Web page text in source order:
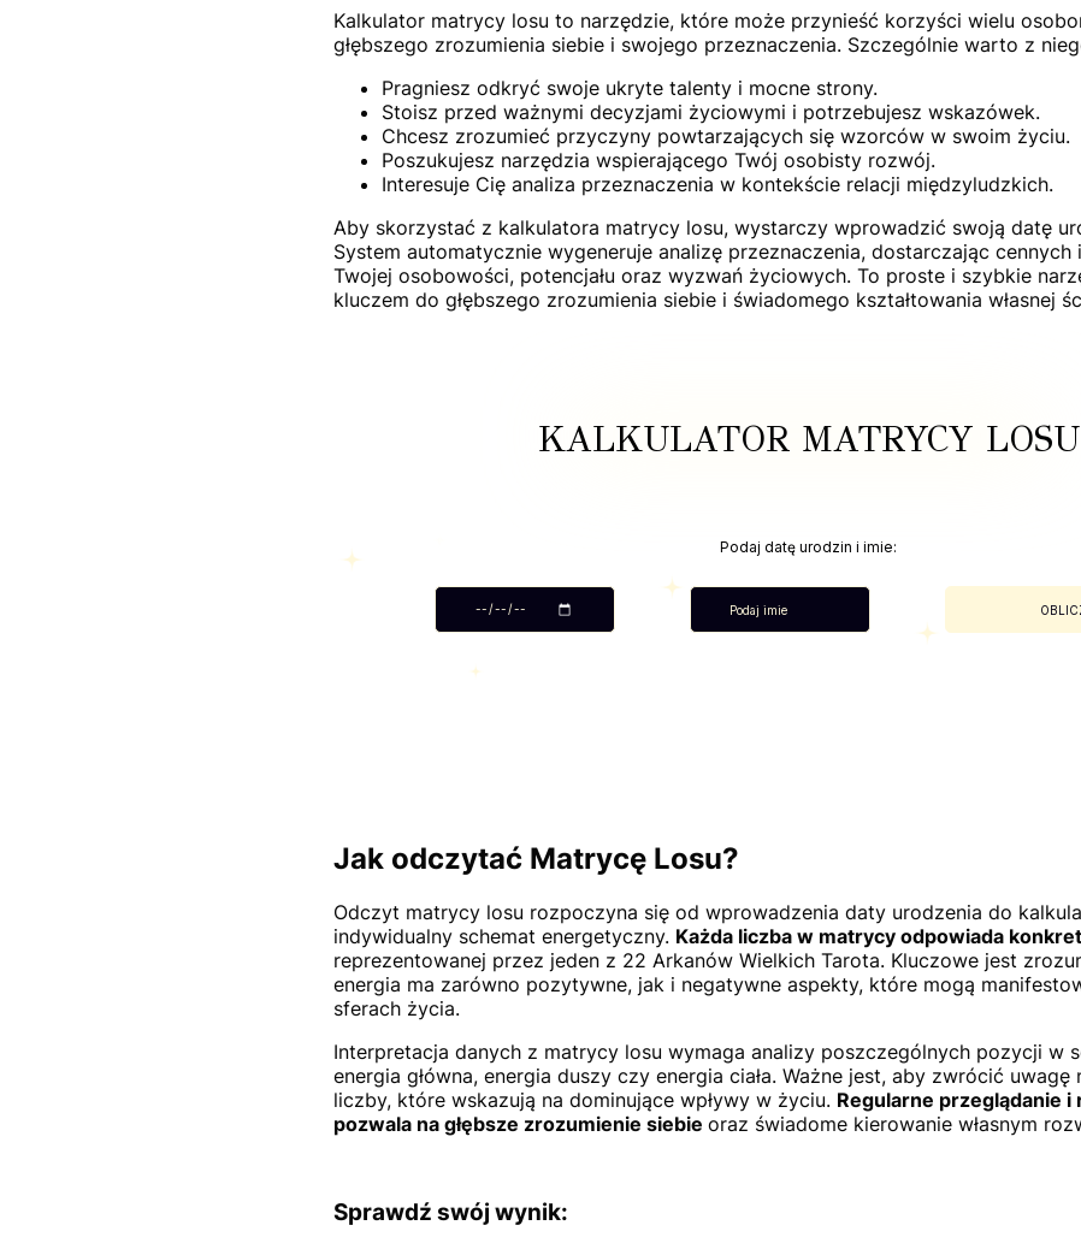
Kalkulator matrycy losu to narzędzie, które może przynieść korzyści wielu
głębszego zrozumienia siebie i swojego przeznaczenia. Szczególnie warto z
Pragniesz odkryć swoje ukryte talenty i mocne strony.
Stoisz przed ważnymi decyzjami życiowymi i potrzebujesz wskazówek.
Chcesz zrozumieć przyczyny powtarzających się wzorców w swoim życiu.
Poszukujesz narzędzia wspierającego Twój osobisty rozwój.
Interesuje Cię analiza przeznaczenia w kontekście relacji międzyludzkich.
Aby skorzystać z kalkulatora matrycy losu, wystarczy wprowadzić swoją datę
System automatycznie wygeneruje analizę przeznaczenia, dostarczając
Twojej osobowości, potencjału oraz wyzwań życiowych. To proste i szybkie
kluczem do głębszego zrozumienia siebie i świadomego kształtowania własnej
Jak odczytać Matrycę Losu?
Odczyt matrycy losu rozpoczyna się od wprowadzenia daty urodzenia do
indywidualny schemat energetyczny. Każda liczba w matrycy odpowiada
reprezentowanej przez jeden z 22 Arkanów Wielkich Tarota. Kluczowe jest
energia ma zarówno pozytywne, jak i negatywne aspekty, które mogą
sferach życia.
Interpretacja danych z matrycy losu wymaga analizy poszczególnych pozycji w
energia główna, energia duszy czy energia ciała. Ważne jest, aby zwrócić
liczby, które wskazują na dominujące wpływy w życiu. Regularne przeglądanie
pozwala na głębsze zrozumienie siebieoraz świadome kierowanie własnym
Sprawdź swój wynik: